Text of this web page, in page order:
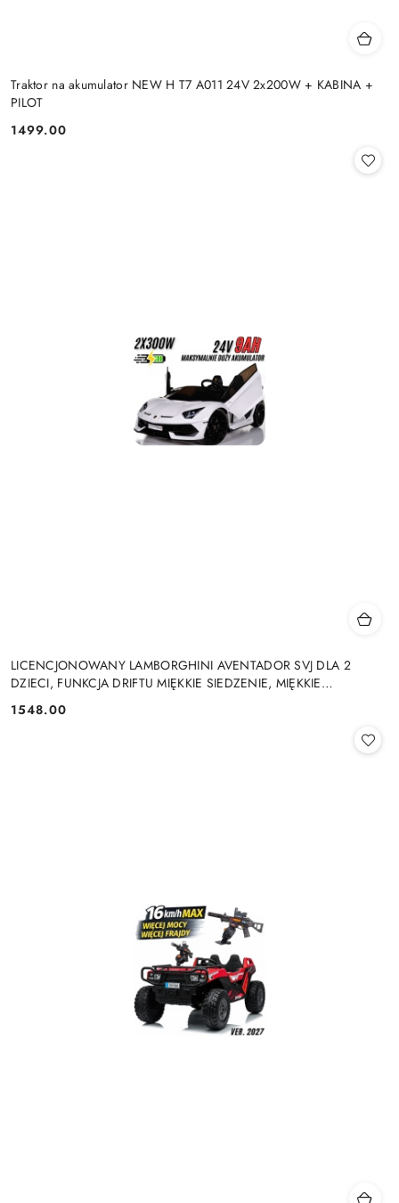
Traktor na akumulator NEW H T7 A011 24V 2x200W + KABINA +
PILOT
Cena:
1499.00
LICENCJONOWANY LAMBORGHINI AVENTADOR SVJ DLA 2
DZIECI, FUNKCJA DRIFTU MIĘKKIE SIEDZENIE, MIĘKKIE
Cena:
1548.00